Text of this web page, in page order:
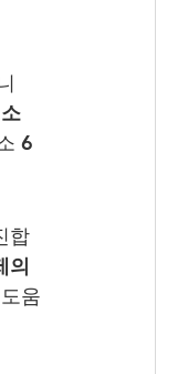
6
합
의
움